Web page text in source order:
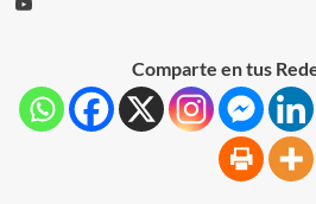
Comparte en tus